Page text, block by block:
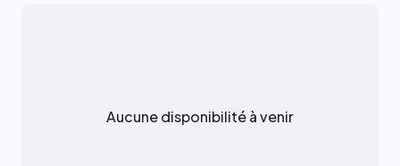
Aucune disponibilité à venir